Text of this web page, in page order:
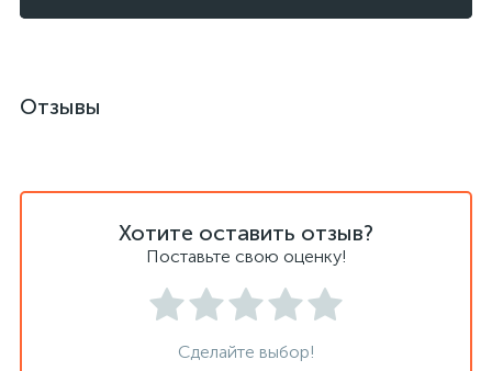
Отзывы
Хотите оставить отзыв?
Поставьте свою оценку!
Сделайте выбор!